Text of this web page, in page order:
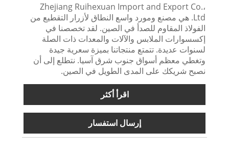
Zhejiang Ruihexuan Import and Export Co.،
Ltd. هي مصنع ومورد واسع النطاق لأزرار التقطيع من
الفولاذ المقاوم للصدأ في الصين. لقد تخصصنا في
إكسسوارات الملابس والآلات والمعدات ذات الصلة
لسنوات عديدة. تتمتع منتجاتنا بميزة سعرية جيدة
وتغطي معظم أسواق جنوب شرق آسيا. نتطلع إلى أن
نصبح شريكك على المدى الطويل في الصين.
اقرأ أكثر
إرسال استفسار